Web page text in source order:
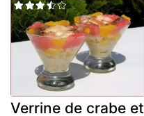
Verrine de crabe et